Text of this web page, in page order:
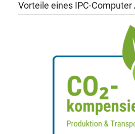
Vorteile eines IPC-Computer